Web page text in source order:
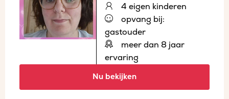
4 eigen kinderen
opvang bij:
gastouder
meer dan 8 jaar
ervaring
Nu bekijken